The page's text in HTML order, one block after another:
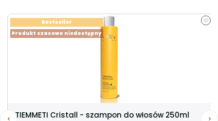
TIEMMETI Cristall - szampon do włosów 250ml
Produkt czasowo niedostępny
Bestseller